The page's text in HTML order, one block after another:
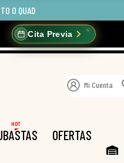
O QUAD
Cita Previa
Mi Cuenta
HOT
OFERTAS